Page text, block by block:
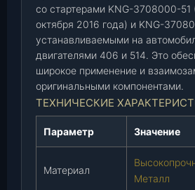
K
N
G
-
3
7
8
со стартерами KNG-3708000-51
октября 2016 года) и KNG-
устанавливаемыми на
двигателями 406 и 514. Это
широкое применение и
оригинальными компонентами.
ТЕХНИЧЕСКИЕ
Параметр Значение
Материал
Металл